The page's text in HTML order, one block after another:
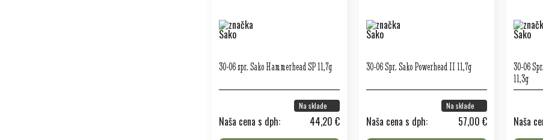
30-06 spr. Sako Hammerhead SP 11,7g
Na sklade
Naša cena s dph: 44,20 €
30-06 Spr. Sako Powerhead II 11,7g
Na sklade
Naša cena s dph: 57,00 €
30-06
11,3g
Naša